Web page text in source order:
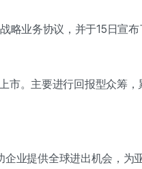
略业务协议，并于15日宣布
市。主要进行回报型众筹
业提供全球进出机会，为